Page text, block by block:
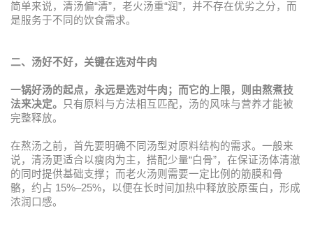
简单来说，清汤偏“清”，老火汤重“润”，并不存在优劣之分，而
是服务于不同的饮食需求。
二、汤好不好，关键在选对牛肉
一锅好汤的起点，永远是选对牛肉；而它的上限，则由熬煮技
法来决定。
只有原料与方法相互匹配，汤的风味与营养才能被
完整释放。
在熬汤之前，首先要明确不同汤型对原料结构的需求。一般来
说，清汤更适合以瘦肉为主，搭配少量“白骨”，在保证汤体清澈
的同时提供基础支撑；而老火汤则需要一定比例的筋膜和骨
骼，约占 15%–25%，以便在长时间加热中释放胶原蛋白，形成
浓润口感。